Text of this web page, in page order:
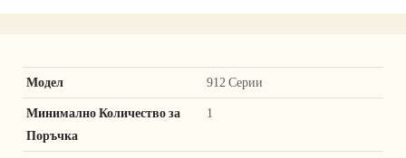
Модел 912 Серии
Минимално Количество за
Поръчка
1